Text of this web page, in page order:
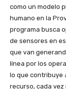
como un modelo
humano en la
programa busca
de sensores en
que van
línea por los
lo que contribuye
recurso, cada vez